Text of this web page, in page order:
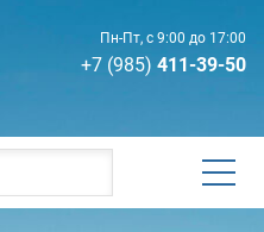
Пн-Пт, с 9:00 до 17:00
+7 (985) 411-39-50